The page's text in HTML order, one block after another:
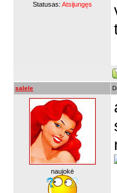
Statusas: Atsijungęs
salele
naujokė